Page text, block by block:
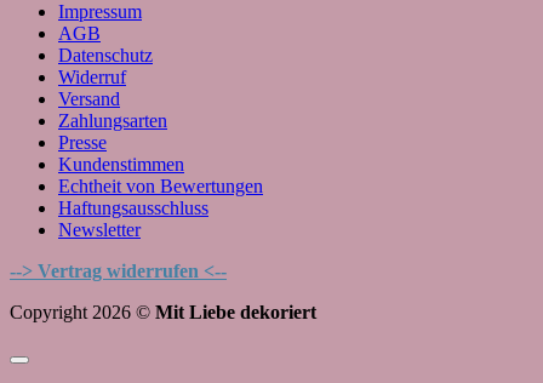
Impressum
AGB
Datenschutz
Widerruf
Versand
Zahlungsarten
Presse
Kundenstimmen
Echtheit von Bewertungen
Haftungsausschluss
Newsletter
--> Vertrag widerrufen <--
Copyright 2026 © Mit Liebe dekoriert